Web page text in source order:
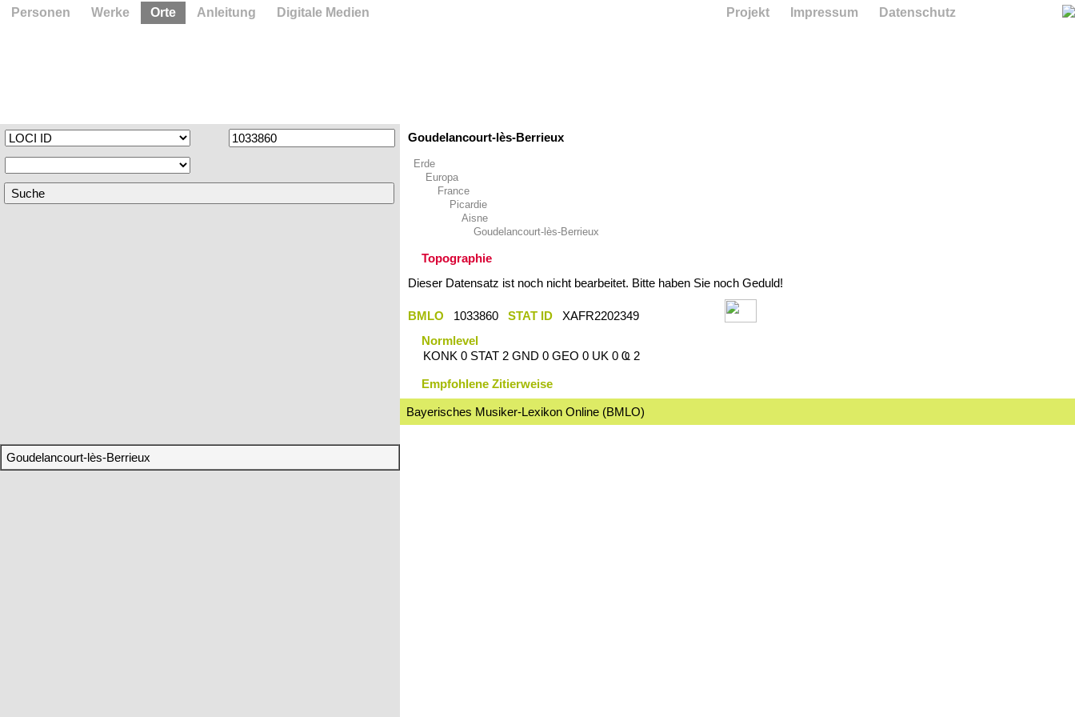
Goudelancourt-lès-Berrieux
Goudelancourt-lès-Berrieux
Erde
Europa
France
Picardie
Aisne
Goudelancourt-lès-Berrieux
Topographie
Dieser Datensatz ist noch nicht bearbeitet. Bitte haben Sie noch Geduld!
BMLO 1033860 STAT ID
XAFR2202349
Normlevel
KONK 0 STAT 2 GND 0 GEO 0 UK 0 Ҩ 2
Empfohlene Zitierweise
Bayerisches Musiker-Lexikon Online (BMLO)
Personen Werke Orte Anleitung Digitale Medien Projekt Impressum Datenschutz